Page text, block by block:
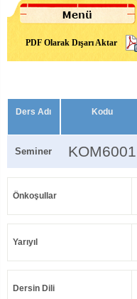
PDF Olarak Dışarı Aktar
Ders Adı Kodu
Seminer KOM6001
Önkoşullar
Yarıyıl
Dersin Dili